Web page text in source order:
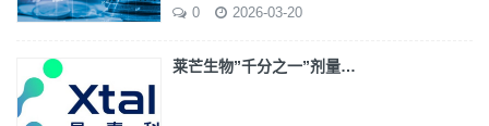
0 2026-03-20
莱芒生物”千分之一”剂量…